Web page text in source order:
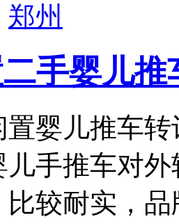
郑州
手婴儿推
置婴儿推车
手推车对
较耐实，品